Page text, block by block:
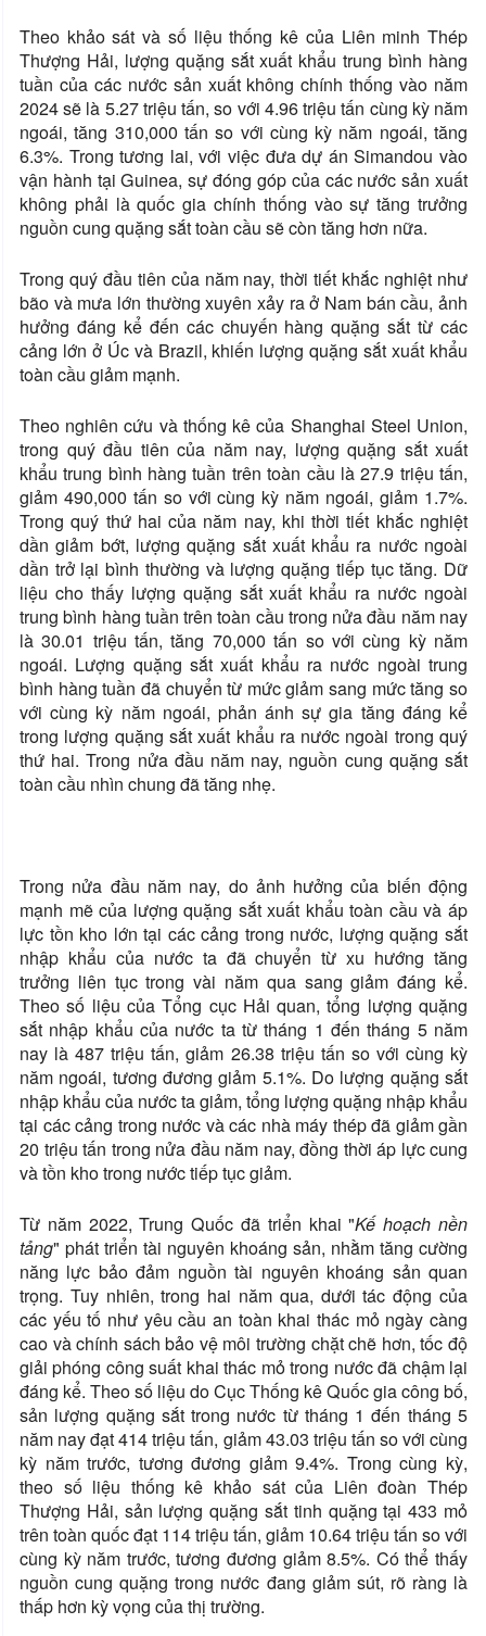
Theo khảo sát và số liệu thống kê của Liên minh Thép
Thượng Hải, lượng quặng sắt xuất khẩu trung bình hàng
tuần của các nước sản xuất không chính thống vào năm
2024 sẽ là 5.27 triệu tấn, so với 4.96 triệu tấn cùng kỳ năm
ngoái, tăng 310,000 tấn so với cùng kỳ năm ngoái, tăng
6.3%. Trong tương lai, với việc đưa dự án Simandou vào
vận hành tại Guinea, sự đóng góp của các nước sản xuất
không phải là quốc gia chính thống vào sự tăng trưởng
nguồn cung quặng sắt toàn cầu sẽ còn tăng hơn nữa.
Trong quý đầu tiên của năm nay, thời tiết khắc nghiệt như
bão và mưa lớn thường xuyên xảy ra ở Nam bán cầu, ảnh
hưởng đáng kể đến các chuyến hàng quặng sắt từ các
cảng lớn ở Úc và Brazil, khiến lượng quặng sắt xuất khẩu
toàn cầu giảm mạnh.
Theo nghiên cứu và thống kê của Shanghai Steel Union,
trong quý đầu tiên của năm nay, lượng quặng sắt xuất
khẩu trung bình hàng tuần trên toàn cầu là 27.9 triệu tấn,
giảm 490,000 tấn so với cùng kỳ năm ngoái, giảm 1.7%.
Trong quý thứ hai của năm nay, khi thời tiết khắc nghiệt
dần giảm bớt, lượng quặng sắt xuất khẩu ra nước ngoài
dần trở lại bình thường và lượng quặng tiếp tục tăng. Dữ
liệu cho thấy lượng quặng sắt xuất khẩu ra nước ngoài
trung bình hàng tuần trên toàn cầu trong nửa đầu năm nay
là 30.01 triệu tấn, tăng 70,000 tấn so với cùng kỳ năm
ngoái. Lượng quặng sắt xuất khẩu ra nước ngoài trung
bình hàng tuần đã chuyển từ mức giảm sang mức tăng so
với cùng kỳ năm ngoái, phản ánh sự gia tăng đáng kể
trong lượng quặng sắt xuất khẩu ra nước ngoài trong quý
thứ hai. Trong nửa đầu năm nay, nguồn cung quặng sắt
toàn cầu nhìn chung đã tăng nhẹ.
Trong nửa đầu năm nay, do ảnh hưởng của biến động
mạnh mẽ của lượng quặng sắt xuất khẩu toàn cầu và áp
lực tồn kho lớn tại các cảng trong nước, lượng quặng sắt
nhập khẩu của nước ta đã chuyển từ xu hướng tăng
trưởng liên tục trong vài năm qua sang giảm đáng kể.
Theo số liệu của Tổng cục Hải quan, tổng lượng quặng
sắt nhập khẩu của nước ta từ tháng 1 đến tháng 5 năm
nay là 487 triệu tấn, giảm 26.38 triệu tấn so với cùng kỳ
năm ngoái, tương đương giảm 5.1%. Do lượng quặng sắt
nhập khẩu của nước ta giảm, tổng lượng quặng nhập khẩu
tại các cảng trong nước và các nhà máy thép đã giảm gần
20 triệu tấn trong nửa đầu năm nay, đồng thời áp lực cung
và tồn kho trong nước tiếp tục giảm.
Từ năm 2022, Trung Quốc đã triển khai "Kế hoạch nền
tảng" phát triển tài nguyên khoáng sản, nhằm tăng cường
năng lực bảo đảm nguồn tài nguyên khoáng sản quan
trọng. Tuy nhiên, trong hai năm qua, dưới tác động của
các yếu tố như yêu cầu an toàn khai thác mỏ ngày càng
cao và chính sách bảo vệ môi trường chặt chẽ hơn, tốc độ
giải phóng công suất khai thác mỏ trong nước đã chậm lại
đáng kể. Theo số liệu do Cục Thống kê Quốc gia công bố,
sản lượng quặng sắt trong nước từ tháng 1 đến tháng 5
năm nay đạt 414 triệu tấn, giảm 43.03 triệu tấn so với cùng
kỳ năm trước, tương đương giảm 9.4%. Trong cùng kỳ,
theo số liệu thống kê khảo sát của Liên đoàn Thép
Thượng Hải, sản lượng quặng sắt tinh quặng tại 433 mỏ
trên toàn quốc đạt 114 triệu tấn, giảm 10.64 triệu tấn so với
cùng kỳ năm trước, tương đương giảm 8.5%. Có thể thấy
nguồn cung quặng trong nước đang giảm sút, rõ ràng là
thấp hơn kỳ vọng của thị trường.